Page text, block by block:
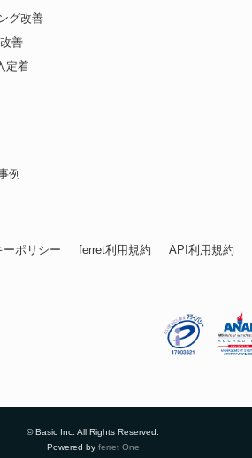
グ改善
善
定着
例
ーポリシー ferret利用規約 API利用規約
© Basic Inc. All Rights Reserved.
Powered by ferret One